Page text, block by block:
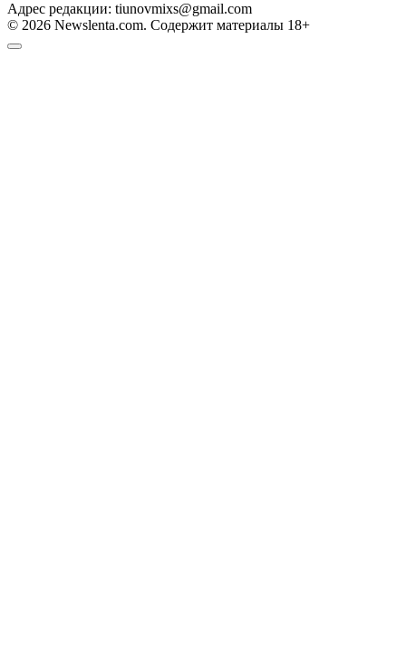
Адрес редакции: tiunovmixs@gmail.com
© 2026 Newslenta.com. Содержит материалы 18+